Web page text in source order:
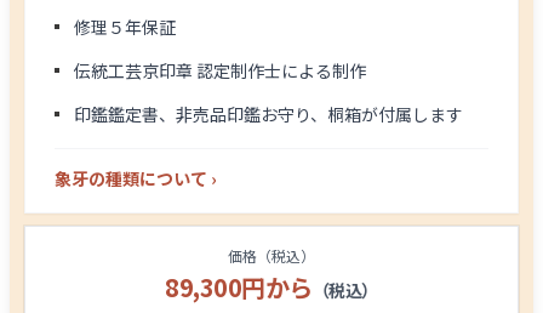
修理５年保証
伝統工芸京印章 認定制作士による制作
印鑑鑑定書、非売品印鑑お守り、桐箱が付属します
象牙の種類について ›
価格（税込）
89,300円から （税込）